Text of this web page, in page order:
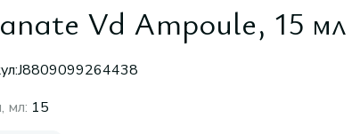
Vd Ampoule, 15 мл
J8809099264438
мл: 15